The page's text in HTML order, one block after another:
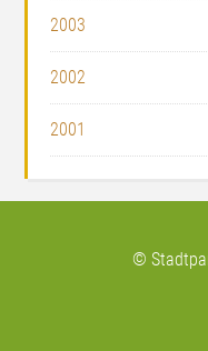
2003
2002
2001
©